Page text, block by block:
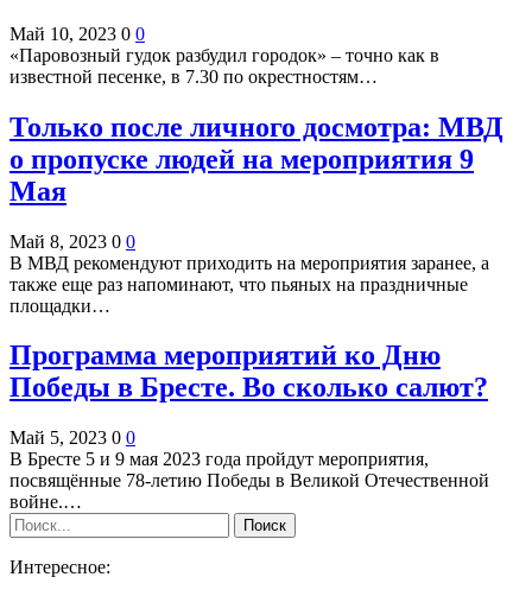
Май 10, 2023 0 0
«Паровозный гудок разбудил городок» – точно как в
известной песенке, в 7.30 по окрестностям…
Только после личного досмотра: МВД
о пропуске людей на мероприятия 9
Мая
Май 8, 2023 0 0
В МВД рекомендуют приходить на мероприятия заранее, а
также еще раз напоминают, что пьяных на праздничные
площадки…
Программа мероприятий ко Дню
Победы в Бресте. Во сколько салют?
Май 5, 2023 0 0
В Бресте 5 и 9 мая 2023 года пройдут мероприятия,
посвящённые 78-летию Победы в Великой Отечественной
войне.…
Интересное: